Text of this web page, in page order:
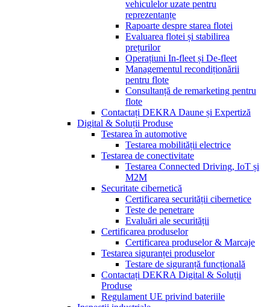
vehiculelor uzate pentru
reprezentanțe
Rapoarte despre starea flotei
Evaluarea flotei și stabilirea
prețurilor
Operațiuni In-fleet și De-fleet
Managementul recondiționării
pentru flote
Consultanță de remarketing pentru
flote
Contactați DEKRA Daune și Expertiză
Digital & Soluții Produse
Testarea în automotive
Testarea mobilității electrice
Testarea de conectivitate
Testarea Connected Driving, IoT și
M2M
Securitate cibernetică
Certificarea securității cibernetice
Teste de penetrare
Evaluări ale securității
Certificarea produselor
Certificarea produselor & Marcaje
Testarea siguranței produselor
Testare de siguranță funcțională
Contactați DEKRA Digital & Soluții
Produse
Regulament UE privind bateriile